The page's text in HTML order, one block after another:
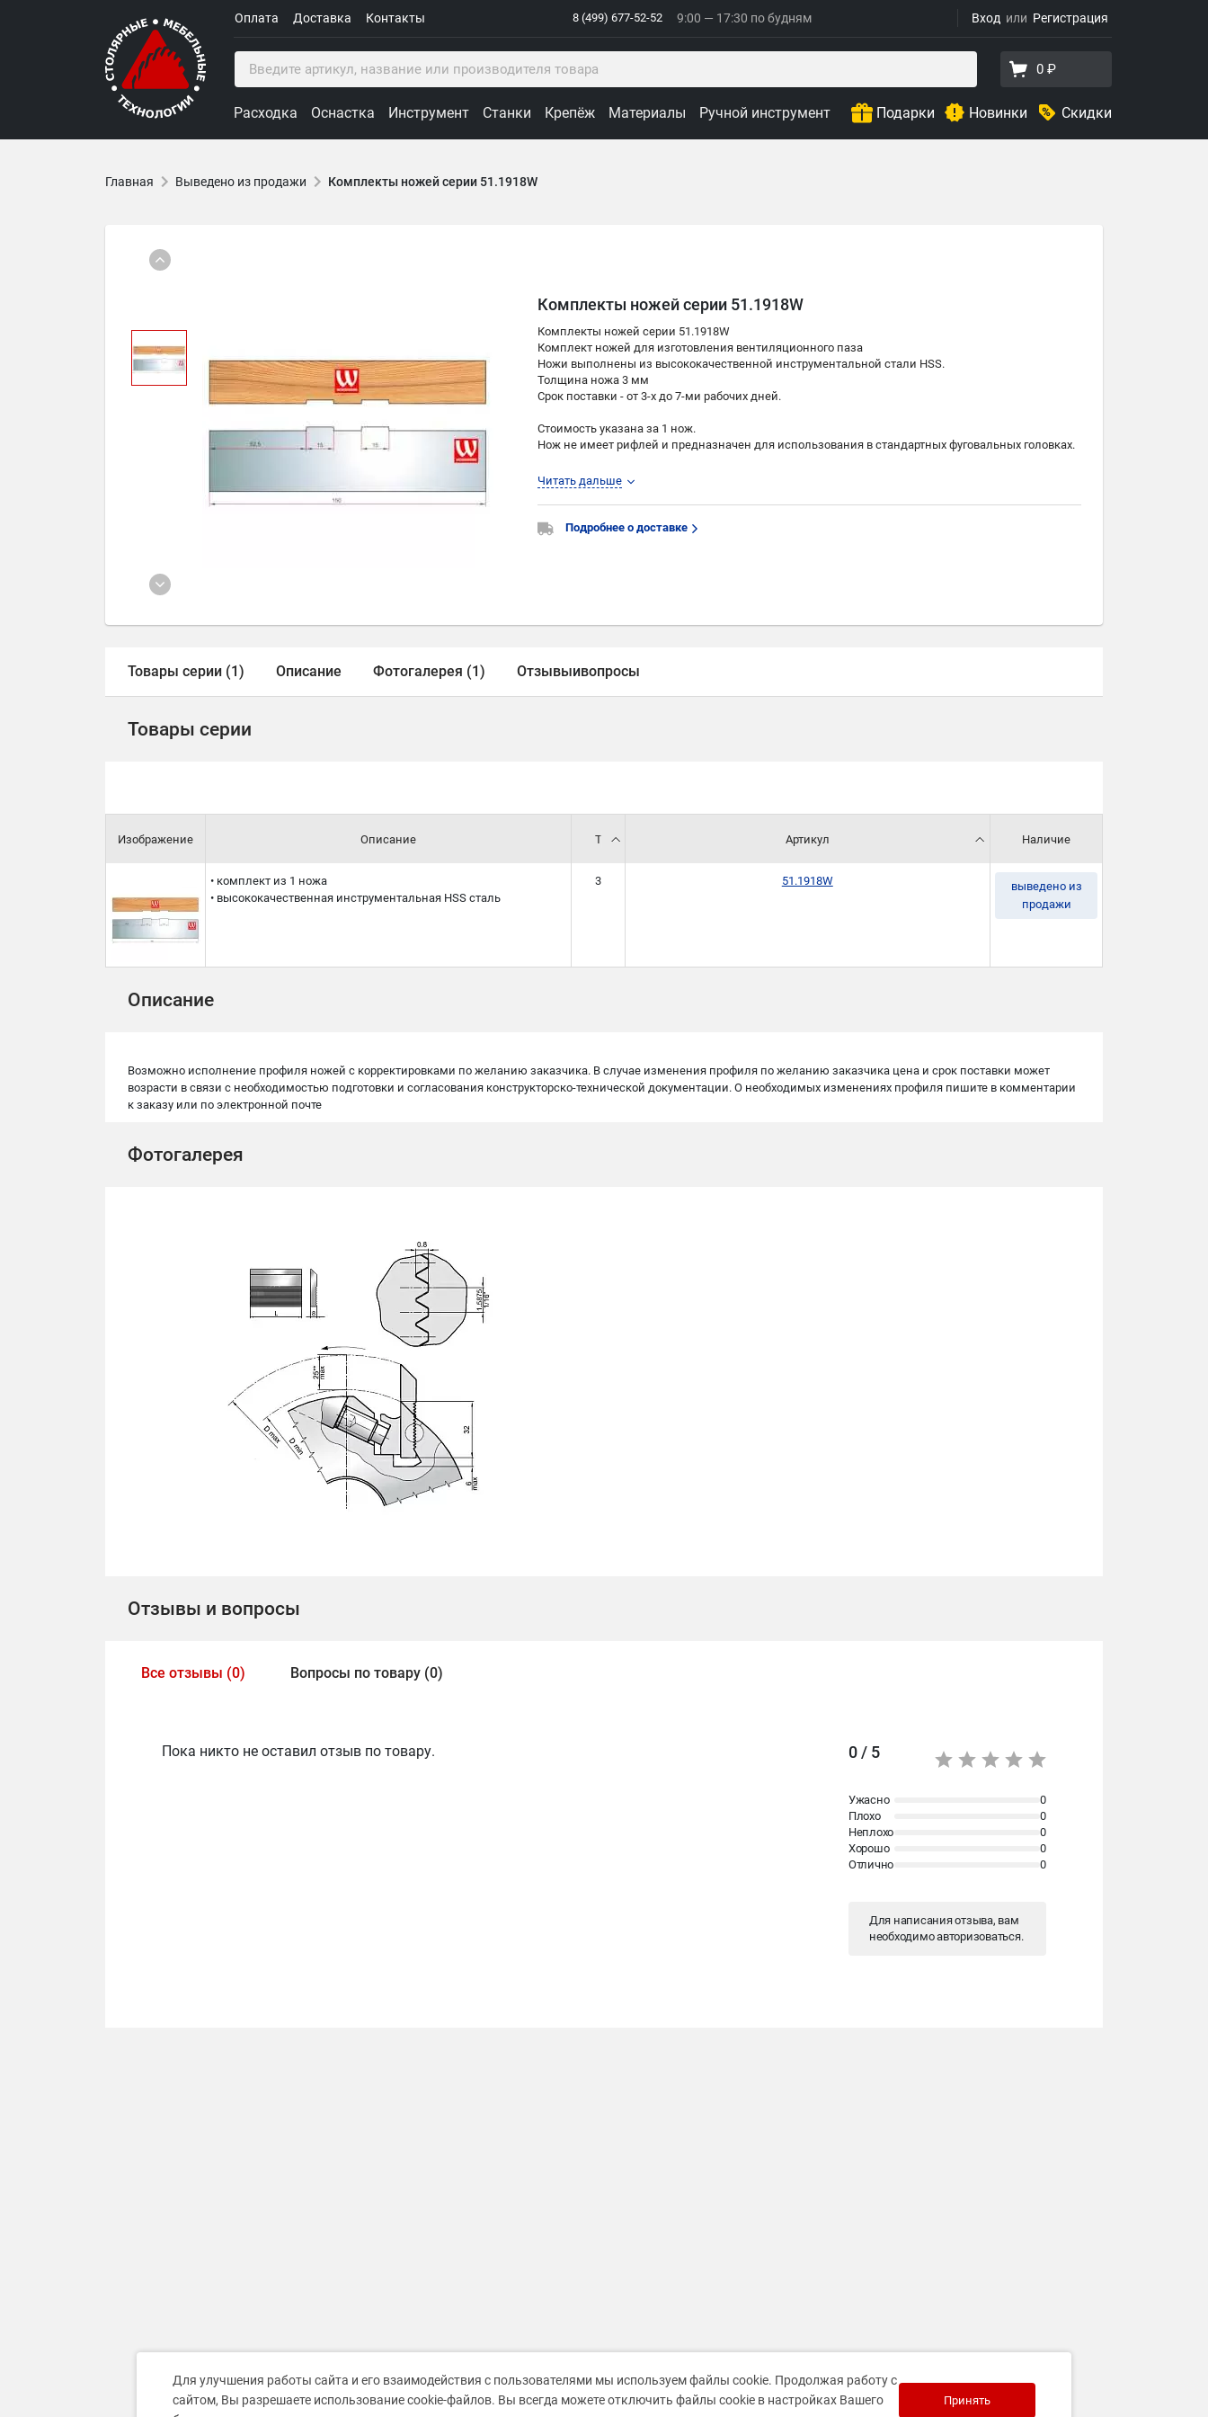
Оплата Доставка Контакты Вход Регистрация
8 (499) 677-52-52 9:00 — 17:30 по будням
0 ₽
Расходка Оснастка Инструмент Станки Крепёж Материалы Ручной инструмент Подарки Новинки Скидки
Главная Выведено из продажи Комплекты ножей серии 51.1918W
Комплекты ножей серии 51.1918W
Комплекты ножей серии 51.1918W
Комплект ножей для изготовления вентиляционного паза
Ножи выполнены из высококачественной инструментальной стали HSS.
Толщина ножа 3 мм
Срок поставки - от 3-х до 7-ми рабочих дней.
Стоимость указана за 1 нож.
Нож не имеет рифлей и предназначен для использования в стандартных фуговальных головках.
При наличии у Вас на требуемых шпинделях универсальных фрезерных голов под 8мм (ножи с
Читать дальше
Подробнее о доставке
Товары серии (1) Описание Фотогалерея (1) Отзывыивопросы
Товары серии
Изображение Описание
• комплект из 1 ножа
• высококачественная инструментальная HSS сталь
T
3
Артикул
51.1918W
Наличие
выведено из
продажи
Описание
Возможно исполнение профиля ножей с корректировками по желанию заказчика. В случае изменения профиля по желанию заказчика цена и срок поставки может
возрасти в связи с необходимостью подготовки и согласования конструкторско-технической документации. О необходимых изменениях профиля пишите в комментарии
к заказу или по электронной почте
Фотогалерея
Отзывы и вопросы
Все отзывы (0) Вопросы по товару (0)
Пока никто не оставил отзыв по товару. 0 / 5
Ужасно
0
Плохо
0
Неплохо
0
Хорошо
0
Отлично
0
Для написания отзыва, вам
необходимоавторизоваться.
Для улучшения работы сайта и его взаимодействия с пользователями мы используем файлы cookie. Продолжая работу с
сайтом, Вы разрешаете использование cookie-файлов. Вы всегда можете отключить файлы cookie в настройках Вашего
Принять